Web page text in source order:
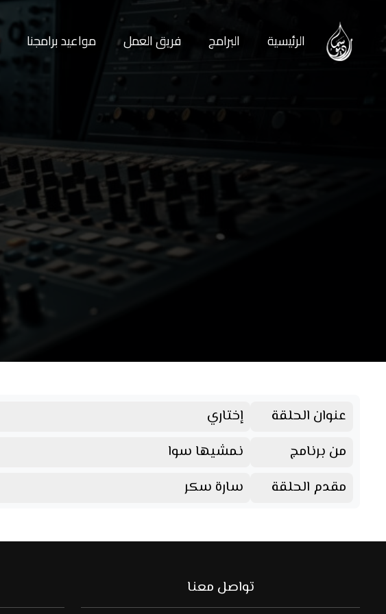
الرئيسية البرامج فريق العمل مواعيد برامجنا
عنوان الحلقة
إختاري
من برنامج
نمشيها سوا
مقدم الحلقة
سارة سكر
تواصل معنا